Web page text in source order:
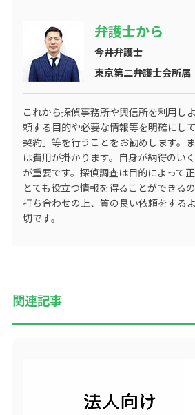
弁護士から
今井弁護士
東京第二弁護士会所属
これから探偵事務所や興信所を利用し
頼する目的や必要な情報等を明確にし
契約」等を行うことをお勧めします。
は費用が掛かります。自身が納得のい
が重要です。探偵調査は目的によって
とても役立つ情報を得ることができる
打ち合わせの上、質の良い依頼をする
切です。
関連記事